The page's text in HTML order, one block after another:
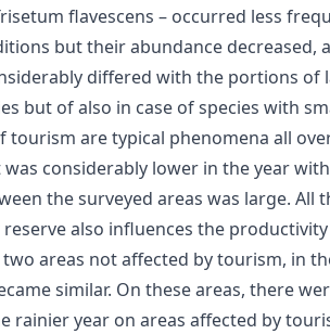
flavescens – occurred less
but their abundance decreased,
differed with the portions of
but of also in case of species with
are typical phenomena all
considerably lower in the year
the surveyed areas was large.
also influences the
areas not affected by tourism, in
similar. On these areas, there
year on areas affected by